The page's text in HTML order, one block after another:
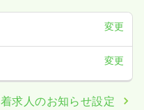
変更
変更
求人のお知らせ設定